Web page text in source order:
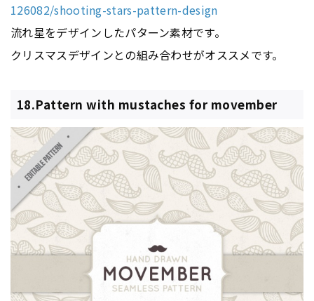
126082/shooting-stars-pattern-design
流れ星をデザインしたパターン素材です。
クリスマスデザインとの組み合わせがオススメです。
18.Pattern with mustaches for movember